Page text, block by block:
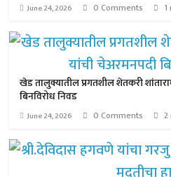
June 24, 2026 0 Comments
खेड तालुक्यातील प्रगतशील शेतकरी
बिनविरोध निवड
June 24, 2026 0 Comments